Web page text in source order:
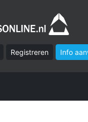
Registreren Info